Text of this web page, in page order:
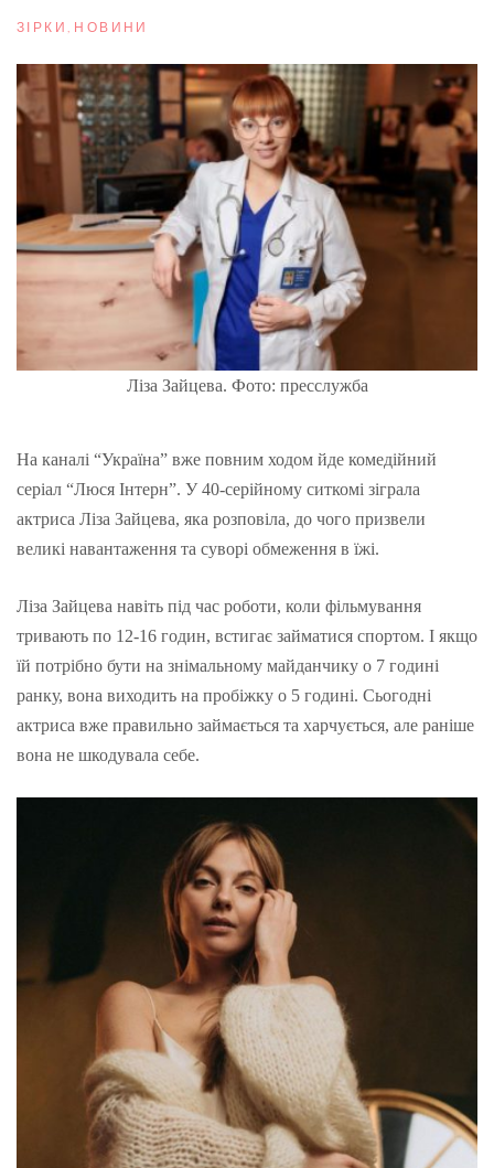
ЗІРКИ , НОВИНИ
Ліза Зайцева. Фото: пресслужба
На каналі “Україна” вже повним ходом йде комедійний
серіал “Люся Інтерн”. У 40-серійному ситкомі зіграла
актриса Ліза Зайцева, яка розповіла, до чого призвели
великі навантаження та суворі обмеження в їжі.
Ліза Зайцева навіть під час роботи, коли фільмування
тривають по 12-16 годин, встигає займатися спортом. І якщо
їй потрібно бути на знімальному майданчику о 7 годині
ранку, вона виходить на пробіжку о 5 годині. Сьогодні
актриса вже правильно займається та харчується, але раніше
вона не шкодувала себе.